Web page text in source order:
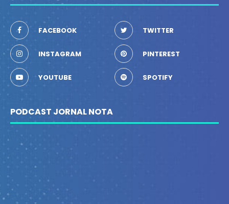
FACEBOOK TWITTER
INSTAGRAM PINTEREST
YOUTUBE SPOTIFY
PODCAST JORNAL NOTA